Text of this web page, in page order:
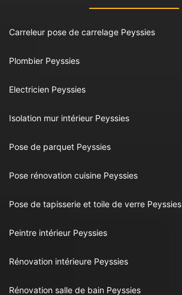
Carreleur pose de carrelage Peyssies
Plombier Peyssies
Electricien Peyssies
Isolation mur intérieur Peyssies
Pose de parquet Peyssies
Pose rénovation cuisine Peyssies
Pose de tapisserie et toile de verre Peyssies
Peintre intérieur Peyssies
Rénovation intérieure Peyssies
Rénovation salle de bain Peyssies